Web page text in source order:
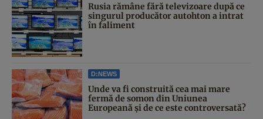
Rusia rămâne fără televizoare după ce
singurul producător autohton a intrat
în faliment
D:NEWS
Unde va fi construită cea mai mare
fermă de somon din Uniunea
Europeană și de ce este controversată?